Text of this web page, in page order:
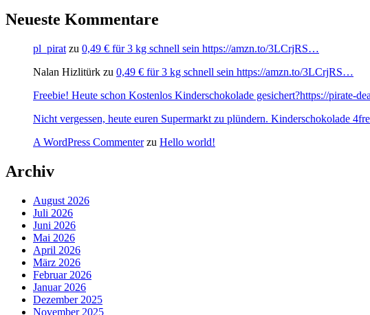
Neueste Kommentare
pl_pirat zu 0,49 € für 3 kg schnell sein https://amzn.to/3LCrjRS…
Nalan Hizlitürk zu 0,49 € für 3 kg schnell sein https://amzn.to/3LCrjRS…
Freebie! Heute schon Kostenlos Kinderschokolade gesichert?https://pirate-
Nicht vergessen, heute euren Supermarkt zu plündern. Kinderschokolade
A WordPress Commenterzu Hello world!
Archiv
August 2026
Juli 2026
Juni 2026
Mai 2026
April 2026
März 2026
Februar 2026
Januar 2026
Dezember 2025
November 2025